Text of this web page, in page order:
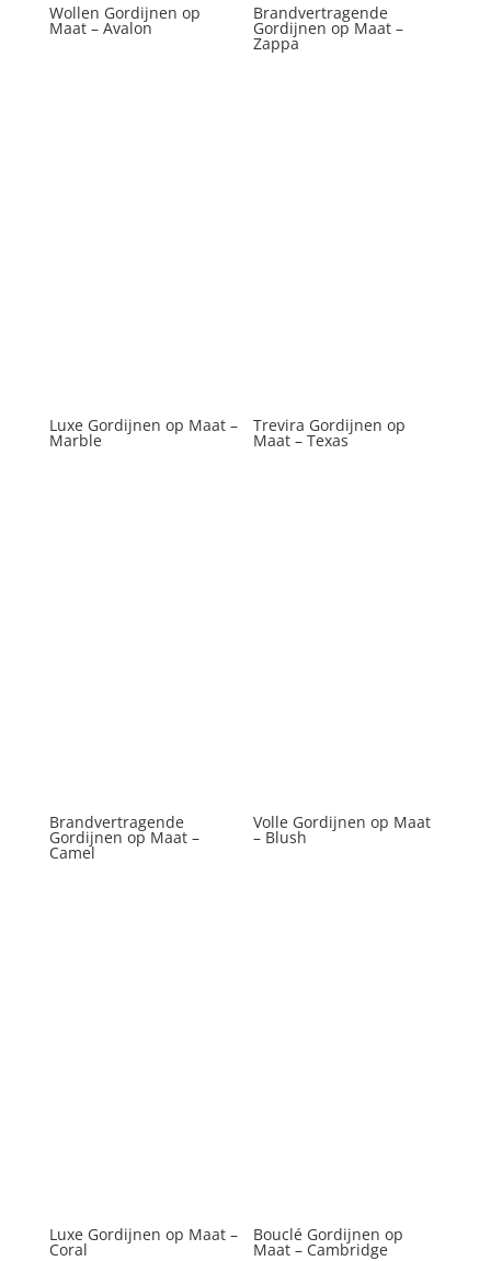
Wollen Gordijnen op
Maat – Avalon
Brandvertragende
Gordijnen op Maat –
Zappa
Luxe Gordijnen op Maat –
Marble
Trevira Gordijnen op
Maat – Texas
Brandvertragende
Gordijnen op Maat –
Camel
Volle Gordijnen op Maat
– Blush
Luxe Gordijnen op Maat –
Coral
Bouclé Gordijnen op
Maat – Cambridge